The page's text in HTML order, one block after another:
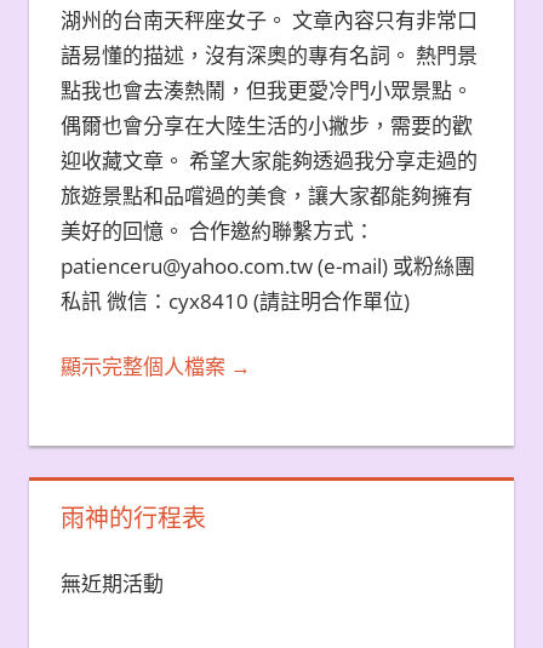
湖州的台南天秤座女子。 文章內容只有非常口
語易懂的描述，沒有深奧的專有名詞。 熱門景
點我也會去湊熱鬧，但我更愛冷門小眾景點。
偶爾也會分享在大陸生活的小撇步，需要的歡
迎收藏文章。 希望大家能夠透過我分享走過的
旅遊景點和品嚐過的美食，讓大家都能夠擁有
美好的回憶。 合作邀約聯繫方式：
patienceru@yahoo.com.tw (e-mail) 或粉絲團
私訊 微信：cyx8410 (請註明合作單位)
顯示完整個人檔案 →
雨神的行程表
無近期活動